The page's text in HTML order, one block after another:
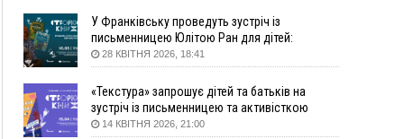
16:20
У Франківську дружина загиблого воїна
створила організацію «КОД 7'Я», аби
підтримувати військових та їхні сім'ї
комплекс автоматичної фіксації швидкості
15:29
Війна забрала життя трьох воїнів з
Прикарпаття
У Франківську проведуть зустріч із
письменницею Юлітою Ран для дітей:
говоритимуть про серію книг про Мавку
28 КВІТНЯ 2026, 18:41
«Текстура» запрошує дітей та батьків на
зустріч із письменницею та активісткою
Анною Повх
14 КВІТНЯ 2026, 21:00